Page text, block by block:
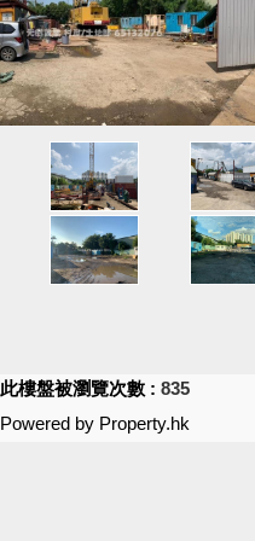
此樓盤被瀏覽次數 : 835
Powered by Property.hk